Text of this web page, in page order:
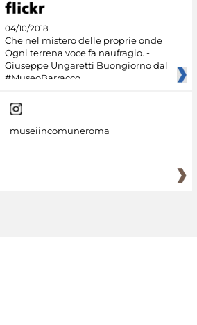
04/10/2018
Che nel mistero delle proprie onde
Ogni terrena voce fa naufragio. -
Giuseppe Ungaretti Buongiorno dal
#MuseoBarracco
museiincomuneroma